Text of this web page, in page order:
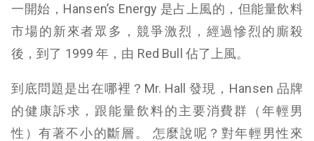
一開始，Hansen’s Energy 是占上風的，但能量飲料
市場的新來者眾多，競爭激烈，經過慘烈的廝殺
後，到了 1999 年，由 Red Bull 佔了上風。
到底問題是出在哪裡？Mr. Hall 發現，Hansen 品牌
的健康訴求，跟能量飲料的主要消費群（年輕男
性）有著不小的斷層。 怎麼說呢？對年輕男性來